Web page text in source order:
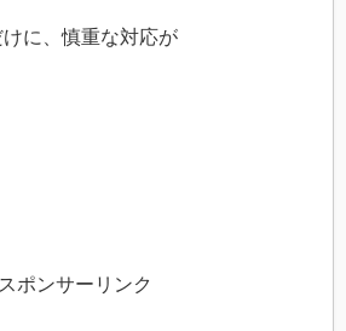
けに、慎重な対応が
スポンサーリンク